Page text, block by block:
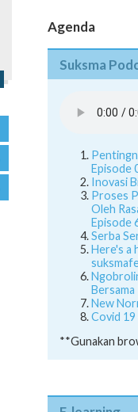
Agenda
Suksma
Episode
Inovasi
Proses
Oleh
Episode
Serba
Here's a
New
Covid 19
**Gunakan